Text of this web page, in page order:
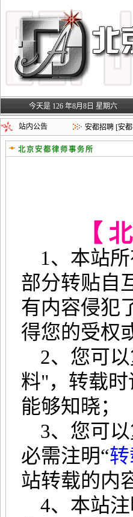
今天是 126 年8月8日 星期六
站内公告
安都招聘 [安都
安都招聘 [安都
北京安都律师事务所
【
1、本站所
部分转贴自
有内容侵犯
得您的受权
2、您可以
料"，转载时
能够知晓；
3、您可以
必需注明“
站转载的内
4、本站注